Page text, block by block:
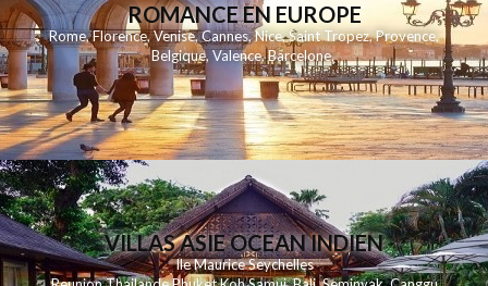
ROMANCE EN EUROPE
Rome,Florence,Venise,Cannes,Nice,Saint Tropez,Provence,
Belgique,Valence,Barcelone,
VILLAS ASIE OCEAN INDIEN
Ile MauriceSeychelles